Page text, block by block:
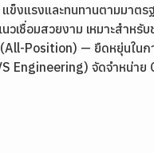
ข็งแรงและทนทานตามมาตร
วเชื่อมสวยงาม เหมาะสำหรั
Position) — ยืดหยุ่นในก
Engineering) จัดจำหน่า